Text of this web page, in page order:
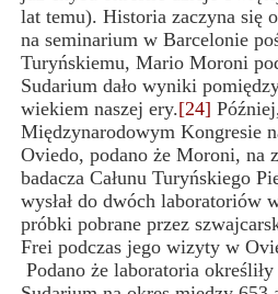
lat temu). Historia zaczyna się
na seminarium w Barcelonie
Turyńskiemu, Mario Moroni
Sudarium dało wyniki
wiekiem naszej ery.[24]
Międzynarodowym Kongresie
Oviedo, podano że Moroni, na
badacza Całunu Turyńskiego
wysłał do dwóch laboratoriów
próbki pobrane przez
Frei podczas jego wizyty w
Podano że laboratoria